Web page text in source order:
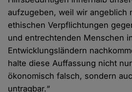
aufzugeben, weil wir angeblich
ethischen Verpflichtungen
und entrechtenden Menschen
Entwicklungsländern
halte diese Auffassung nicht
ökonomisch falsch, sondern
untragbar.“